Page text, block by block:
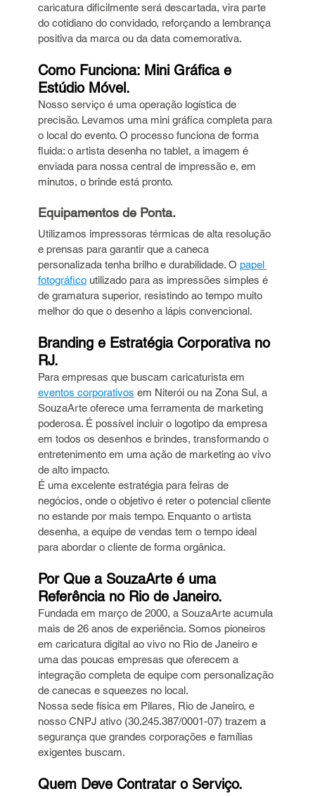
caricatura dificilmente será descartada, vira parte
do cotidiano do convidado, reforçando a lembrança
positiva da marca ou da data comemorativa.
Como Funciona: Mini Gráfica e
Estúdio Móvel.
Nosso serviço é uma operação logística de
precisão. Levamos uma mini gráfica completa para
o local do evento. O processo funciona de forma
fluida: o artista desenha no tablet, a imagem é
enviada para nossa central de impressão e, em
minutos, o brinde está pronto.
Equipamentos de Ponta.
Utilizamos impressoras térmicas de alta resolução
e prensas para garantir que a caneca
personalizada tenha brilho e durabilidade. O papel
fotográfico utilizado para as impressões simples é
de gramatura superior, resistindo ao tempo muito
melhor do que o desenho a lápis convencional.
Branding e Estratégia Corporativa no
RJ.
Para empresas que buscam caricaturista em
eventos corporativos em Niterói ou na Zona Sul, a
SouzaArte oferece uma ferramenta de marketing
poderosa. É possível incluir o logotipo da empresa
em todos os desenhos e brindes, transformando o
entretenimento em uma ação de marketing ao vivo
de alto impacto.
É uma excelente estratégia para feiras de
negócios, onde o objetivo é reter o potencial cliente
no estande por mais tempo. Enquanto o artista
desenha, a equipe de vendas tem o tempo ideal
para abordar o cliente de forma orgânica.
Por Que a SouzaArte é uma
Referência no Rio de Janeiro.
Fundada em março de 2000, a SouzaArte acumula
mais de 26 anos de experiência. Somos pioneiros
em caricatura digital ao vivo no Rio de Janeiro e
uma das poucas empresas que oferecem a
integração completa de equipe com personalização
de canecas e squeezes no local.
Nossa sede física em Pilares, Rio de Janeiro, e
nosso CNPJ ativo (30.245.387/0001-07) trazem a
segurança que grandes corporações e famílias
exigentes buscam.
Quem Deve Contratar o Serviço.